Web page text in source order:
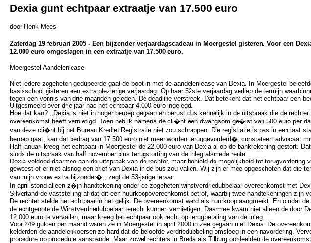
Dexia gunt echtpaar extraatje van 17.500 euro
door Henk Mees
Zaterdag 19 februari 2005 - Een bijzonder verjaardagscadeau in Moergestel gisteren. Voor een
12.000 euro omgeslagen in een extraatje van 17.500 euro.
Moergestel Aandelenlease
Niet iedere zogeheten gedupeerde gaat de boot in met de aandelenlease van Dexia. In Moergestel
basisschool gisteren een extra plezierige verjaardag. Op haar 52ste verjaardag verliep de termijn
tegen een vonnis van drie maanden geleden. De deadline verstreek. Dat betekent dat het echtpaar een
Uitgesmeerd over drie jaar had het echtpaar 4.000 euro ingelegd.
Hoe dat kan? ,,Dexia is niet in hoger beroep gegaan en berust dus kennelijk in de uitspraak die de
overeenkomst heeft vernietigd. Toen heb ik namens de cli�nt een dwangsom ge�ist van 500 euro per
van deze cli�nt bij het Bureau Krediet Registratie niet zou schrappen. Die registratie is pas in een laat
beroep gaat, kan dat bedrag van 17.500 euro niet meer worden teruggevorderd�, constateert advocaat
Half januari kreeg het echtpaar in Moergestel de 22.000 euro van Dexia al op de bankrekening gestort.
sinds de uitspraak van half november plus terugstorting van de inleg alsmede rente.
Dexia voldeed daarmee aan de uitspraak van de rechter, maar behield de mogelijkheid tot terugvordering
geweest of er niet alsnog een brief van Dexia in de bus zou vallen. Wij zijn er mee opgeschoten dat die
van mijn vrouw extra bijzonder�,, zegt de 53-jarige leraar.
In april stond alleen z�jn handtekening onder de zogeheten winstverdriedubbelaar-overeenkomst met
Silvertand de vaststelling af dat dit een huurkoopovereenkomst betrof, waarbij twee handtekeningen zijn
De rechter stelde het echtpaar in het gelijk. De overeenkomst werd als huurkoop aangmerkt. En omdat
de echtgenote de Winstverdriedubbelaar terecht kunnen vernietigen. Daarmee kwam niet alleen de door
12.000 euro te vervallen, maar kreeg het echtpaar ook recht op terugbetaling van de inleg.
Voor 249 gulden per maand waren ze in Moergestel in april 2000 in zee gegaan met Dexia. De
kelderden de aandelenkoersen zo hard dat de beloofde verdriedubbeling omsloeg in een navordering.
procedure op procedure aanspande. Maar zowel rechters in Breda als Tilburg oordeelden de